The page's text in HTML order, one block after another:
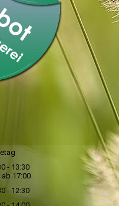
- 13:30
ab 17:00
- 12:30